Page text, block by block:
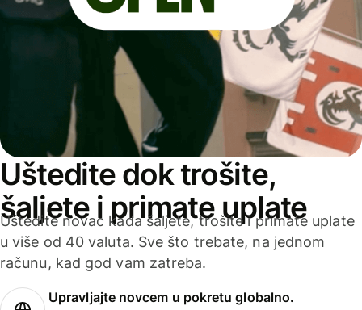
Uštedite dok trošite,
šaljete i primate uplate
Uštedite novac kada šaljete, trošite i primate uplate
u više od 40 valuta. Sve što trebate, na jednom
računu, kad god vam zatreba.
Upravljajte novcem u pokretu globalno.